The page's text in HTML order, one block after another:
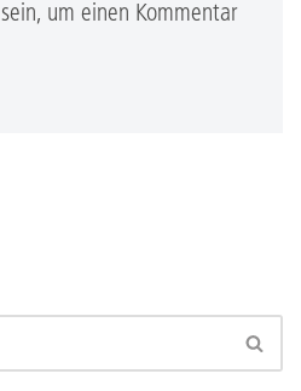
sein, um einen Kommentar